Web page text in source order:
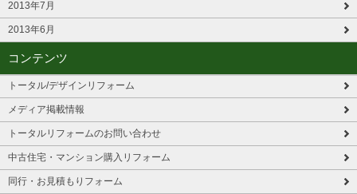
2013年7月
2013年6月
コンテンツ
トータル/デザインリフォーム
メディア掲載情報
トータルリフォームのお問い合わせ
中古住宅・マンション購入リフォーム
同行・お見積もりフォーム